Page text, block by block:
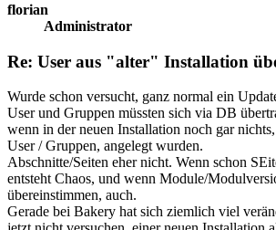
florian
Administrator
Re: User aus "alter" Installation
Wurde schon versucht, ganz normal ein
User und Gruppen müssten sich via DB
wenn in der neuen Installation noch gar
User / Gruppen, angelegt wurden.
Abschnitte/Seiten eher nicht. Wenn schon
entsteht Chaos, und wenn Module/
übereinstimmen, auch.
Gerade bei Bakery hat sich ziemlich viel